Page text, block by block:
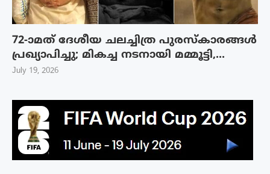
72-ാമത് ദേശീയ ചലച്ചിത്ര പുരസ്‌കാരങ്ങള്‍
പ്രഖ്യാപിച്ചു; മികച്ച നടനായി മമ്മൂട്ടി,...
July 19, 2026